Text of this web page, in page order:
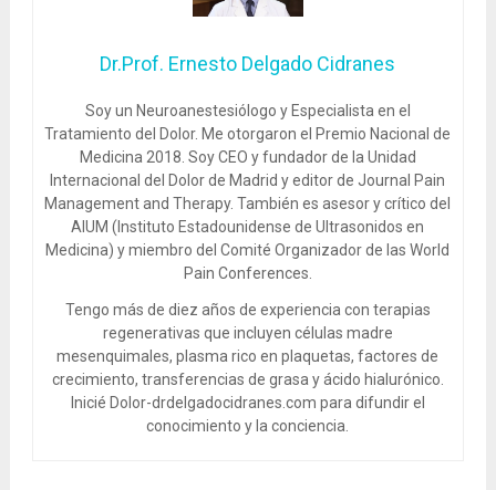
Dr.Prof. Ernesto Delgado Cidranes
Soy un Neuroanestesiólogo y Especialista en el
Tratamiento del Dolor. Me otorgaron el Premio Nacional de
Medicina 2018. Soy CEO y fundador de la Unidad
Internacional del Dolor de Madrid y editor de Journal Pain
Management and Therapy. También es asesor y crítico del
AIUM (Instituto Estadounidense de Ultrasonidos en
Medicina) y miembro del Comité Organizador de las World
Pain Conferences.
Tengo más de diez años de experiencia con terapias
regenerativas que incluyen células madre
mesenquimales, plasma rico en plaquetas, factores de
crecimiento, transferencias de grasa y ácido hialurónico.
Inicié Dolor-drdelgadocidranes.com para difundir el
conocimiento y la conciencia.